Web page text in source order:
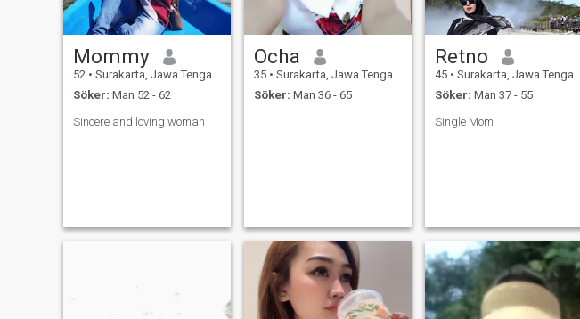
Mommy
52 • Surakarta, Jawa Tengah, Indonesien
Söker: Man 52 - 62
Sincere and loving woman
Ocha
35 • Surakarta, Jawa Tengah, Indonesien
Söker: Man 36 - 65
Retno
45 • Surakarta, Jawa Tengah, Indonesien
Söker: Man 37 - 55
Single Mom